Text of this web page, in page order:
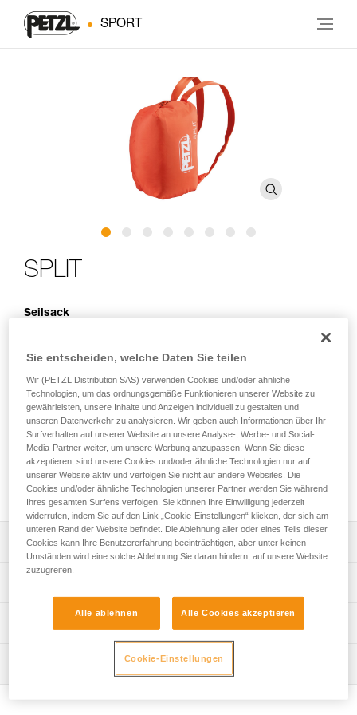
SPORT
SPLIT
Seilsack
Kapazität von 25 Litern können Sie in dem Seilsack SPLIT
bis zu 120 m Seil transportieren. Auf der herausnehmbaren
Plane können Sie das Seil an der Kletterstelle geschützt
auslegen. Der Rollverschluss macht den Seilsack besonders
kompakt und erleichtert den Transport. Dank der
verstellbaren Schulterträger lässt er sich auf dem Rücken,
am Bauch oder über einen anderen Rucksack tragen. Der
SPLIT-Seilsack schützt Ihr Seil wirksam vor Staub und
Abrieb.
Leistungsverzeichnis
Seilsack zum einfachen Verstauen und Transport von bis
- Rucksack und TARP-Seilplane sind getrennt für ein
- Das Volumen von 25 Litern ermöglicht, bis zu 120 m Seil
- Schnelles Verstauen, ohne das Seil aufzuschießen.
Volumen: 25 Liter
Material: Polyester, Polyamid
Sie entscheiden, welche Daten Sie teilen
Wir (PETZL Distribution SAS) verwenden Cookies und/oder ähnliche
Technologien, um das ordnungsgemäße Funktionieren unserer Website zu
gewährleisten, unsere Inhalte und Anzeigen individuell zu gestalten und
unseren Datenverkehr zu analysieren. Wir geben auch Informationen über Ihr
Surfverhalten auf unserer Website an unsere Analyse-, Werbe- und Social-
Media-Partner weiter, um unsere Werbung anzupassen. Wenn Sie diese
akzeptieren, sind unsere Cookies und/oder ähnliche Technologien nur auf
unserer Website aktiv und verfolgen Sie nicht auf andere Websites. Die
Cookies und/oder ähnliche Technologien unserer Partner werden Sie während
Ihres gesamten Surfens verfolgen. Sie können Ihre Einwilligung jederzeit
widerrufen, indem Sie auf den Link „Cookie-Einstellungen“ klicken, der sich am
unteren Rand der Website befindet. Die Ablehnung aller oder eines Teils dieser
Cookies kann Ihre Benutzererfahrung beeinträchtigen, aber unter keinen
Umständen wird eine solche Ablehnung Sie daran hindern, auf unsere Website
zuzugreifen.
Alle ablehnen Alle Cookies akzeptieren
Cookie-Einstellungen